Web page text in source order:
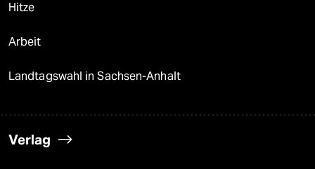
Hitze
Arbeit
Landtagswahl in Sachsen-Anhalt
Verlag